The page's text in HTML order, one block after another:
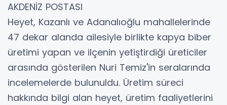
AKDENİZ POSTASI
Heyet, Kazanlı ve Adanalıoğlu mahallelerinde
47 dekar alanda ailesiyle birlikte kapya biber
üretimi yapan ve ilçenin yetiştirdiği üreticiler
arasında gösterilen Nuri Temiz'in seralarında
incelemelerde bulunuldu. Üretim süreci
hakkında bilgi alan heyet, üretim faaliyetlerini